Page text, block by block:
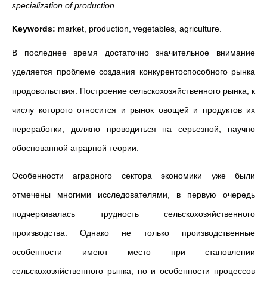
specialization of production.
Keywords: market, production, vegetables, agriculture.
В последнее время достаточно значительное внимание
уделяется проблеме создания конкурентоспособного рынка
продовольствия. Построение сельскохозяйственного рынка, к
числу которого относится и рынок овощей и продуктов их
переработки, должно проводиться на серьезной, научно
обоснованной аграрной теории.
Особенности аграрного сектора экономики уже были
отмечены многими исследователями, в первую очередь
подчеркивалась трудность сельскохозяйственного
производства. Однако не только производственные
особенности имеют место при становлении
сельскохозяйственного рынка, но и особенности процессов